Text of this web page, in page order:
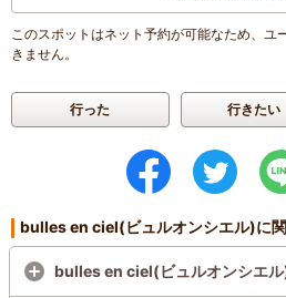
このスポットはネット予約が可能なため、ユ
きません。
行った 行きたい
bulles en ciel(ビュルオンシエル)に
bulles en ciel(ビュルオンシエル